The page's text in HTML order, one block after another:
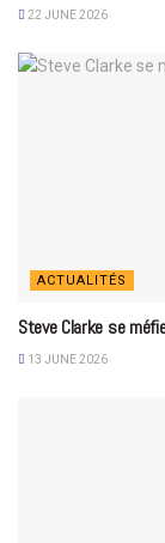
22 JUNE 2026
ACTUALITÉS
Steve Clarke se
13 JUNE 2026